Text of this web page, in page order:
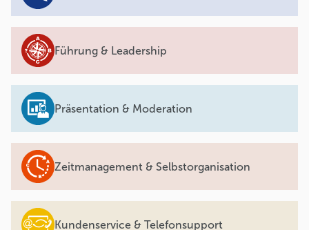
Führung & Leadership
Präsentation & Moderation
Zeitmanagement & Selbstorganisation
Kundenservice & Telefonsupport